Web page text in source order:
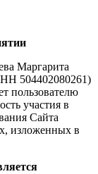
Маргарита
504402080261)
пользователю
участия в
Сайта
изложенных в